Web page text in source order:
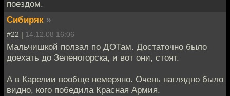
поездом.
Сибиряк »
#22 | 14.12.08 16:06
Мальчишкой ползал по ДОТам. Достаточно было
доехать до Зеленогорска, и вот они, стоят.
А в Карелии вообще немеряно. Очень наглядно было
видно, кого победила Красная Армия.